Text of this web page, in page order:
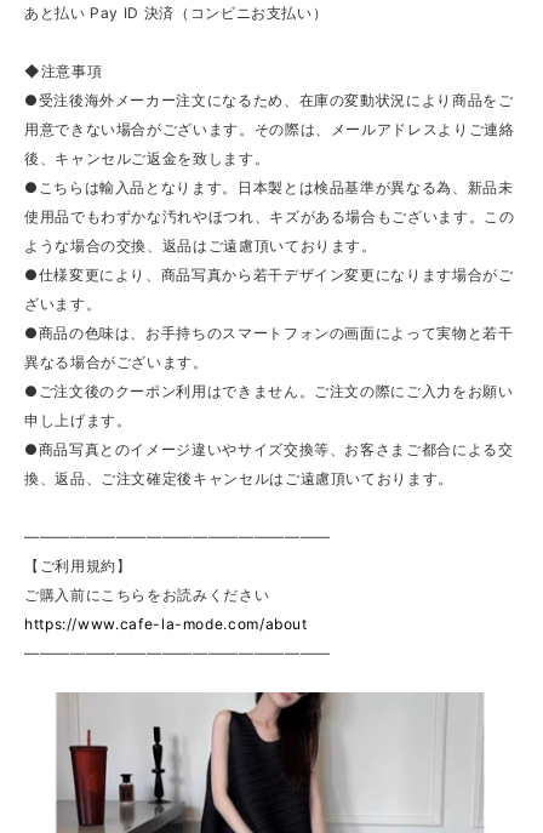
あと払い Pay ID 決済（コンビニお支払い）
◆注意事項
●受注後海外メーカー注文になるため、在庫の変動状況により商品をご
用意できない場合がございます。その際は、メールアドレスよりご連絡
後、キャンセルご返金を致します。
●こちらは輸入品となります。日本製とは検品基準が異なる為、新品未
使用品でもわずかな汚れやほつれ、キズがある場合もございます。この
ような場合の交換、返品はご遠慮頂いております。
●仕様変更により、商品写真から若干デザイン変更になります場合がご
ざいます。
●商品の色味は、お手持ちのスマートフォンの画面によって実物と若干
異なる場合がございます。
●ご注文後のクーポン利用はできません。ご注文の際にご入力をお願い
申し上げます。
●商品写真とのイメージ違いやサイズ交換等、お客さまご都合による交
換、返品、ご注文確定後キャンセルはご遠慮頂いております。
————————————————————
【ご利用規約】
ご購入前にこちらをお読みください
https://www.cafe-la-mode.com/about
————————————————————